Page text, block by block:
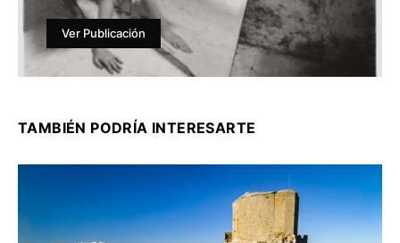
Ver Publicación
TAMBIÉN PODRÍA INTERESARTE